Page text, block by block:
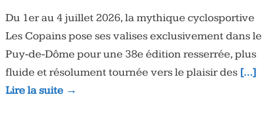
Du 1er au 4 juillet 2026, la mythique cyclosportive
Les Copains pose ses valises exclusivement dans le
Puy-de-Dôme pour une 38e édition resserrée, plus
fluide et résolument tournée vers le plaisir des […]
Lire la suite →